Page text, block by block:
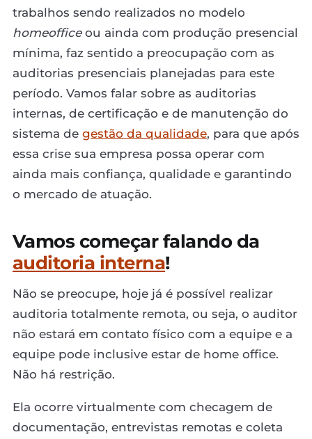
trabalhos sendo realizados no modelo
homeofficeou ainda com produção presencial
mínima, faz sentido a preocupação com as
auditorias presenciais planejadas para este
período. Vamos falar sobre as auditorias
internas, de certificação e de manutenção do
sistema de gestão da qualidade, para que após
essa crise sua empresa possa operar com
ainda mais confiança, qualidade e garantindo
o mercado de atuação.
Vamos começar falando da
auditoria interna!
Não se preocupe, hoje já é possível realizar
auditoria totalmente remota, ou seja, o auditor
não estará em contato físico com a equipe e a
equipe pode inclusive estar de home office.
Não há restrição.
Ela ocorre virtualmente com checagem de
documentação, entrevistas remotas e coleta